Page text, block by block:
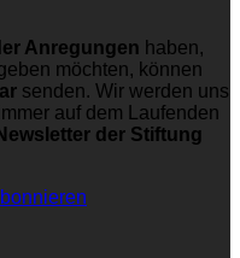
Anregungen haben,
möchten, können
senden. Wir werden uns
auf dem Laufenden
der Stiftung